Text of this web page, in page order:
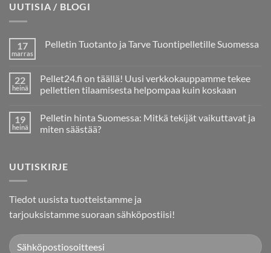
UUTISIA / BLOGI
17
marras
Pelletin Tuotanto ja Tarve Tuontipelletille Suomessa
Pelletin
Tuotanto
ja
Suomessa
22
heinä
Pellet24.fi on täällä! Uusi verkkokauppamme tekee
pellettien tilaamisesta helpompaa kuin koskaan
artikkeliin
Pellet24.fi
on
tekee
pellettien
koskaan
19
heinä
Pelletin hinta Suomessa: Mitkä tekijät vaikuttavat ja
miten säästää?
Pelletin
hinta
tekijät
vaikuttavat
miten
UUTISKIRJE
Tiedot uusista tuotteistamme ja
tarjouksistamme suoraan sähköpostiisi!